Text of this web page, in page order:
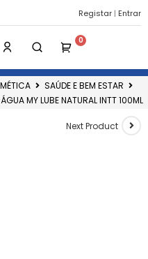
Registar | Entrar
SAÚDE E BEM ESTAR
MY LUBE NATURAL INTT 100ML
Next Product